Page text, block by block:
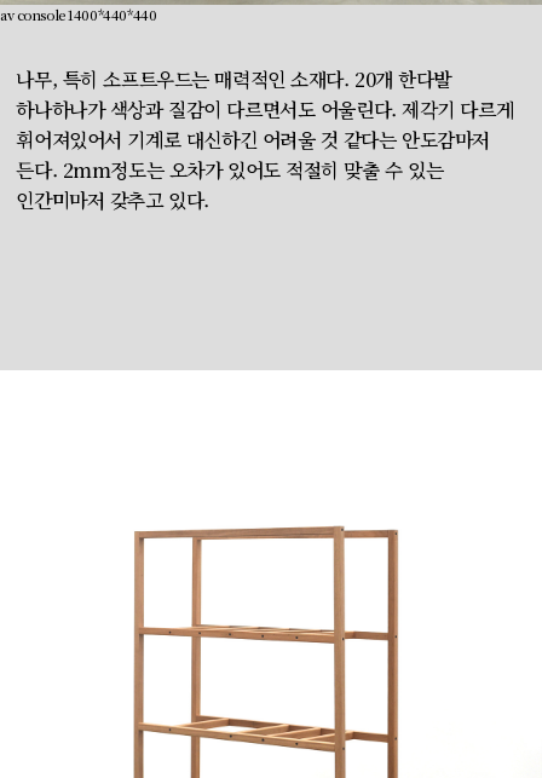
av console 1400*440*440
나무, 특히 소프트우드는 매력적인 소재다. 20개 한다발
하나하나가 색상과 질감이 다르면서도 어울린다. 제각기 다르게
휘어져있어서 기계로 대신하긴 어려울 것 같다는 안도감마저
든다. 2mm정도는 오차가 있어도 적절히 맞출 수 있는
인간미마저 갖추고 있다.